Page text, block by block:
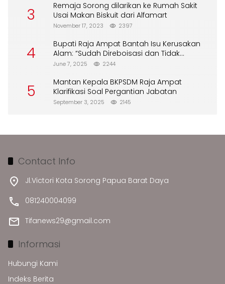
3
Remaja Sorong dilarikan ke Rumah Sakit
Usai Makan Biskuit dari Alfamart
November 17, 2023 2397
4
Bupati Raja Ampat Bantah Isu Kerusakan
Alam: “Sudah Direboisasi dan Tidak
Merusak Lingkungan”
June 7, 2025 2244
5
Mantan Kepala BKPSDM Raja Ampat
Klarifikasi Soal Pergantian Jabatan
September 3, 2025 2145
Contact Info
Jl.Victori Kota Sorong Papua Barat Daya
081240004099
Tifanews29@gmail.com
Informasi
Hubungi Kami
Indeks Berita